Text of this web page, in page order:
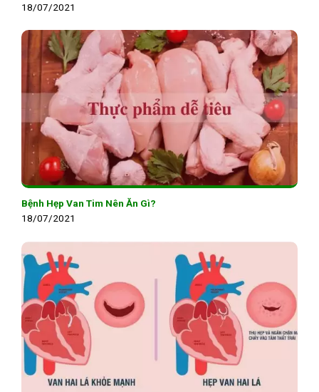
18/07/2021
Bệnh Hẹp Van Tim Nên Ăn Gì?
18/07/2021